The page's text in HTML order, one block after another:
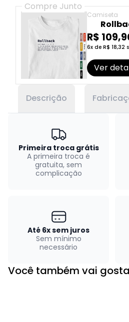
Compre Junto
Camiseta
R$
6x de R$ 18,32
Ver
Descrição
Primeira troca grátis
A primeira troca é
gratuita, sem
complicação
Até 6x sem juros
Sem mínimo
necessário
Você também vai